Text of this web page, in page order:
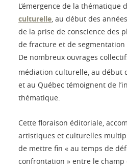
L’émergence de la thématique
culturelle, au début des
de la prise de conscience des
de fracture et de
De nombreux ouvrages
médiation culturelle, au début
et au Québec témoignent de
thématique.
Cette floraison éditoriale,
artistiques et culturelles
de mettre fin « au temps de
confrontation » entre le